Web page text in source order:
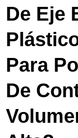
De Eje
Para
De